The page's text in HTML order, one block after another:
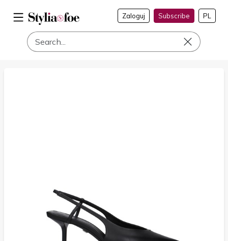
Zaloguj Subscribe PL